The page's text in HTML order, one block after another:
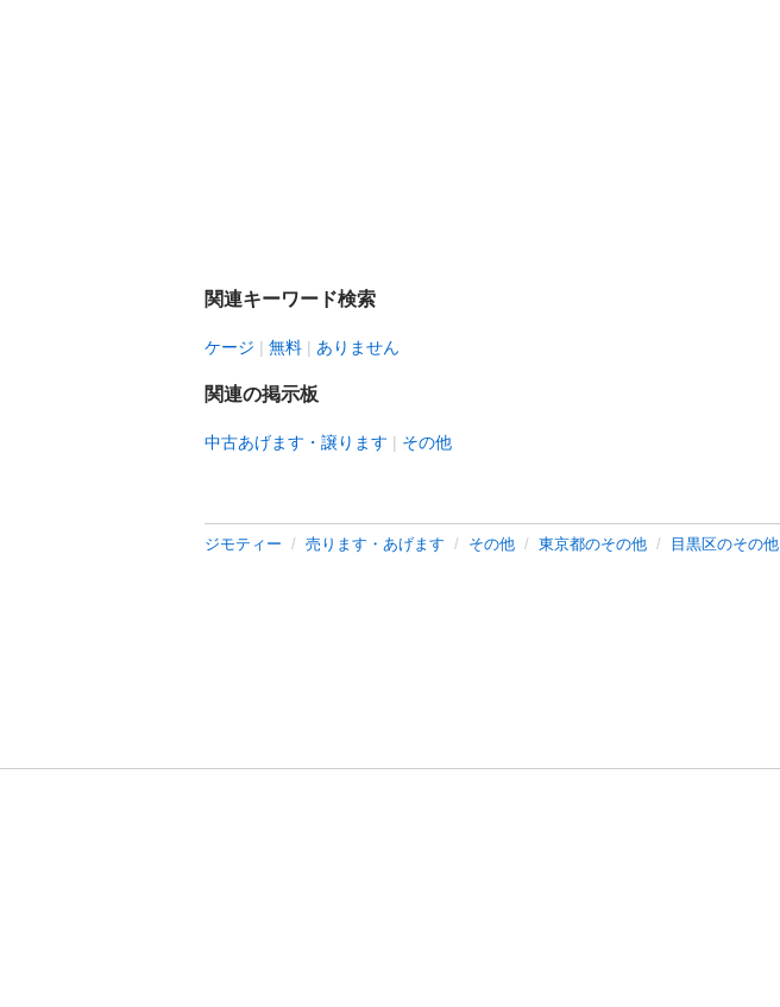
関連キーワード検索
ケージ 無料 ありません
関連の掲示板
中古あげます・譲ります その他
ジモティー 売ります・あげます その他 東京都のその他 目黒区のその他